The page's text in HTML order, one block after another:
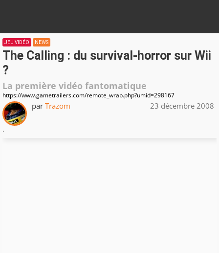
JEU VIDÉO NEWS
The Calling : du survival-horror sur Wii
?
La première vidéo fantomatique
https://www.gametrailers.com/remote_wrap.php?umid=298167
par Trazom 23 décembre 2008
.